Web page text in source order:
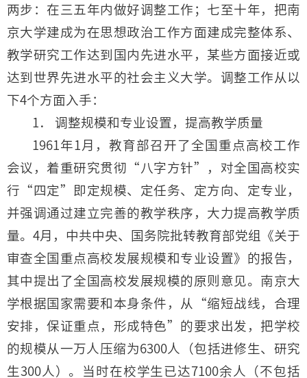
两步：在三五年内做好调整工作；七至十年，把南
京大学建成为在思想政治工作方面建成完整体系、
教学研究工作达到国内先进水平，某些方面接近或
达到世界先进水平的社会主义大学。调整工作从以
下4个方面入手：
1． 调整规模和专业设置，提高教学质量
1961年1月，教育部召开了全国重点高校工作
会议，着重研究贯彻“八字方针”，对全国高校实
行“四定”即定规模、定任务、定方向、定专业，
并强调通过建立完善的教学秩序，大力提高教学质
量。4月，中共中央、国务院批转教育部党组《关于
审查全国重点高校发展规模和专业设置》的报告，
其中提出了全国高校发展规模的原则意见。南京大
学根据国家需要和本身条件，从“缩短战线，合理
安排，保证重点，形成特色”的要求出发，把学校
的规模从一万人压缩为6300人（包括进修生、研究
生300人）。当时在校学生已达7100余人（不包括